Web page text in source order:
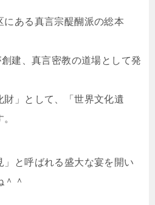
ある真言宗醍醐派の総本
創建、真言密教の道場として発
」として、「世界文化遺
」と呼ばれる盛大な宴を開い
＾